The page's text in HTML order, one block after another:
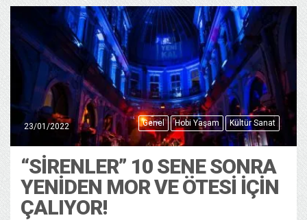
Genel Hobi Yaşam Kültür Sanat
23/01/2022
“SIRENLER” 10 SENE SONRA
YENIDEN MOR VE ÖTESI İÇIN
ÇALIYOR!